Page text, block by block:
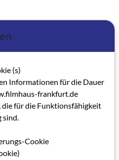
(s)
Informationen für die Dauer
frankfurt.de
die für die Funktionsfähigkeit
sind.
Cookie